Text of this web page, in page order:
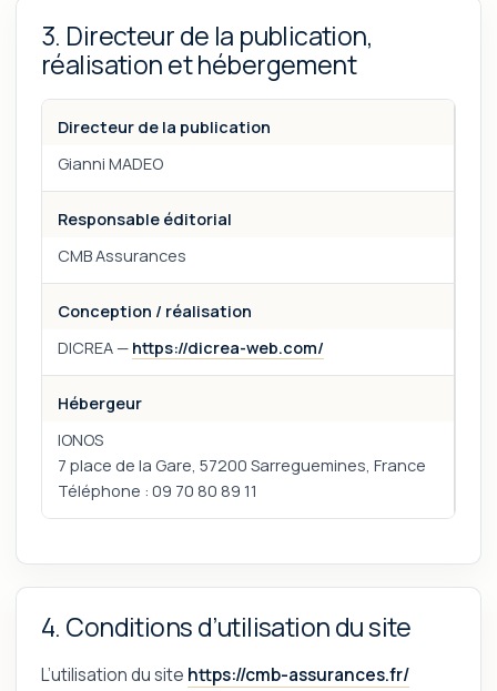
3. Directeur de la publication,
réalisation et hébergement
Directeur de la publication
Gianni MADEO
Responsable éditorial
CMB Assurances
Conception / réalisation
DICREA — https://dicrea-web.com/
Hébergeur
IONOS
7 place de la Gare, 57200 Sarreguemines, France
Téléphone : 09 70 80 89 11
4. Conditions d’utilisation du site
L’utilisation du site https://cmb-assurances.fr/